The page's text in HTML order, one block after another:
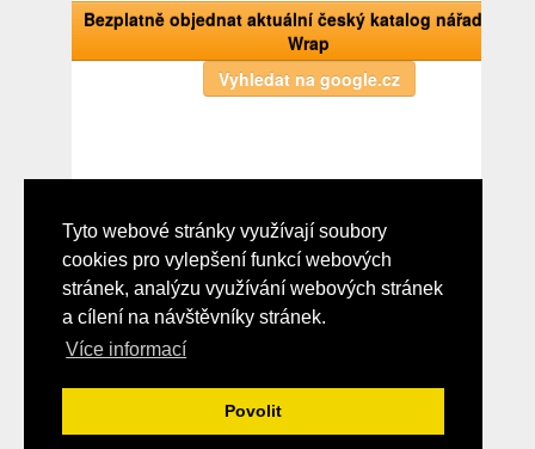
Tyto webové stránky využívají soubory
cookies pro vylepšení funkcí webových
stránek, analýzu využívání webových stránek
a cílení na návštěvníky stránek.
Více informací
Povolit
Bezplatně objednat aktuální český katalog nářadí Wire-
Wrap
Poznámky redaktora
228 Content Content Wrap/Unwrap Tools 229 230 Bits, Sleeves 231 233
Accessories 234 Stripping Tools 235 Spare Parts 236 Index 264